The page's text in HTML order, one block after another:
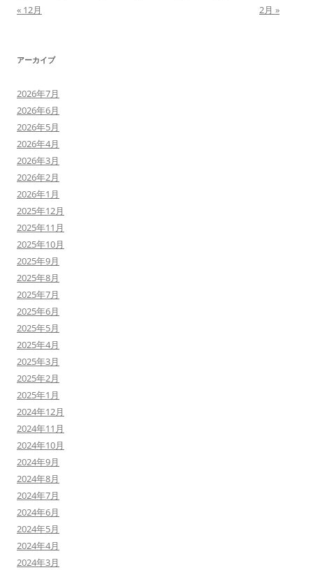
« 12月
2月 »
アーカイブ
2026年7月
2026年6月
2026年5月
2026年4月
2026年3月
2026年2月
2026年1月
2025年12月
2025年11月
2025年10月
2025年9月
2025年8月
2025年7月
2025年6月
2025年5月
2025年4月
2025年3月
2025年2月
2025年1月
2024年12月
2024年11月
2024年10月
2024年9月
2024年8月
2024年7月
2024年6月
2024年5月
2024年4月
2024年3月